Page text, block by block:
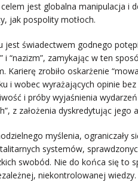
jest globalna manipulacja i
jak pospolity motłoch.
świadectwem godnego
“nazizm”, zamykając w ten
zrobiło oskarżenie
i wobec wyrażających opinie
i próby wyjaśnienia
z założenia dyskredytując jego
myślenia, ograniczały
systemów,
swobód. Nie do końca się to
niekontrolowanej